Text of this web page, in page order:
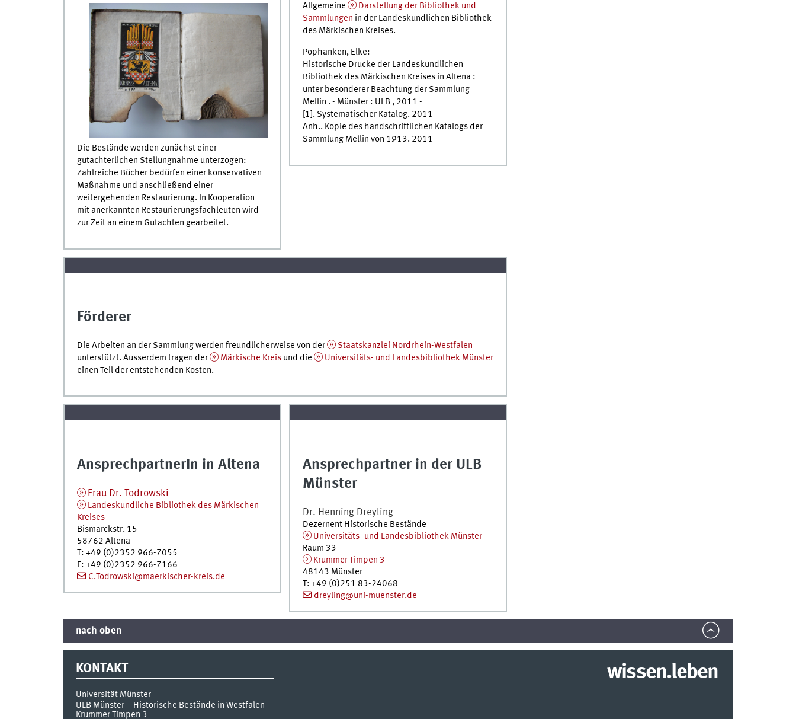
Die Bestände werden zunächst einer
gutachterlichen Stellungnahme unterzogen:
Zahlreiche Bücher bedürfen einer konservativen
Maßnahme und anschließend einer
weitergehenden Restaurierung. In Kooperation
mit anerkannten Restaurierungsfachleuten wird
zur Zeit an einem Gutachten gearbeitet.
Allgemeine
Darstellung der Bibliothek und
Sammlungen in der Landeskundlichen Bibliothek
des Märkischen Kreises.
Pophanken, Elke:
Historische Drucke der Landeskundlichen
Bibliothek des Märkischen Kreises in Altena :
unter besonderer Beachtung der Sammlung
Mellin . - Münster : ULB , 2011 -
[1]. Systematischer Katalog. 2011
Anh.. Kopie des handschriftlichen Katalogs der
Sammlung Mellin von 1913. 2011
Förderer
Die Arbeiten an der Sammlung werden freundlicherweise von der
Staatskanzlei Nordrhein-Westfalen
unterstützt. Ausserdem tragen der
Märkische Kreisund die
Universitäts- und Landesbibliothek Münster
einen Teil der entstehenden Kosten.
AnsprechpartnerIn in Altena
Frau Dr. Todrowski
Landeskundliche Bibliothek des Märkischen
Kreises
Bismarckstr. 15
58762 Altena
T: +49 (0)2352 966-7055
F: +49 (0)2352 966-7166
C.Todrowski@maerkischer-kreis.de
Ansprechpartner in der ULB
Münster
Dr. Henning Dreyling
Dezernent Historische Bestände
Universitäts- und Landesbibliothek Münster
Raum 33
Krummer Timpen 3
48143 Münster
T: +49 (0)251 83-24068
dreyling@uni-muenster.de
nach oben
KONTAKT
Universität Münster
ULB Münster – Historische Bestände in Westfalen
Krummer Timpen 3
wissen.leben